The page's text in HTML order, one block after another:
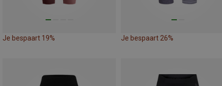
Je bespaart 19% Je bespaart 26%